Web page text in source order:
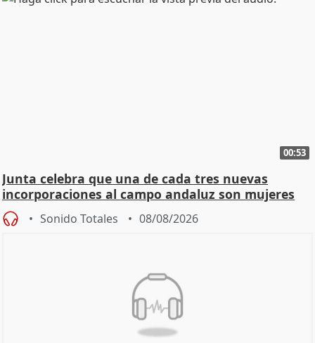
00:53
Junta celebra que una de cada tres nuevas
incorporaciones al campo andaluz son mujeres
jóvenes
Sonido Totales 08/08/2026